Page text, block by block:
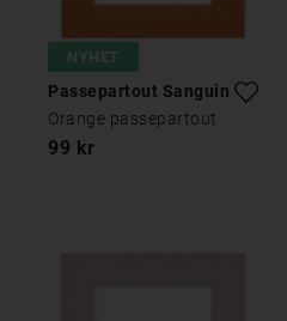
NYHET
Passepartout Sanguine
Orange passepartout
99 kr